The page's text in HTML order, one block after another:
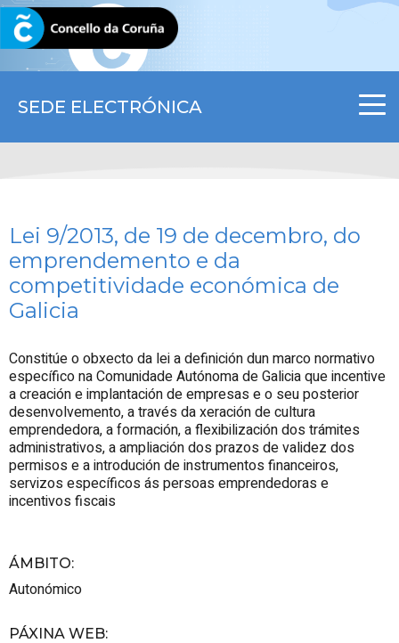
SEDE ELECTRÓNICA
CORUNA.GAL
Lei 9/2013, de 19 de decembro, do
emprendemento e da
competitividade económica de
Galicia
Constitúe o obxecto da lei a definición dun marco normativo
específico na Comunidade Autónoma de Galicia que incentive
a creación e implantación de empresas e o seu posterior
desenvolvemento, a través da xeración de cultura
emprendedora, a formación, a flexibilización dos trámites
administrativos, a ampliación dos prazos de validez dos
permisos e a introdución de instrumentos financeiros,
servizos específicos ás persoas emprendedoras e
incentivos fiscais
ÁMBITO:
Autonómico
PÁXINA WEB: